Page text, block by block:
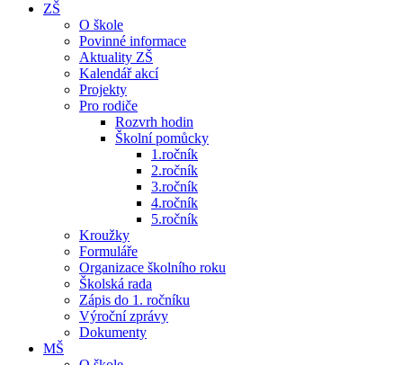
ZŠ
O škole
Povinné informace
Aktuality ZŠ
Kalendář akcí
Projekty
Pro rodiče
Rozvrh hodin
Školní pomůcky
1.ročník
2.ročník
3.ročník
4.ročník
5.ročník
Kroužky
Formuláře
Organizace školního roku
Školská rada
Zápis do 1. ročníku
Výroční zprávy
Dokumenty
MŠ